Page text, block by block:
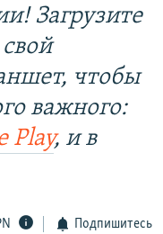
Загрузите
чтобы
важного:
Play, и в
Подпишитесь